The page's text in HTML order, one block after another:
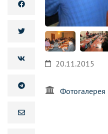
20.11.2015
Фотогалерея